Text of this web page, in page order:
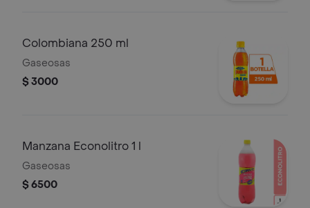
Colombiana 250 ml
Gaseosas
$ 3000
Manzana Econolitro 1 l
Gaseosas
$ 6500